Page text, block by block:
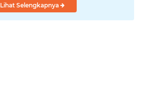
Lihat Selengkapnya